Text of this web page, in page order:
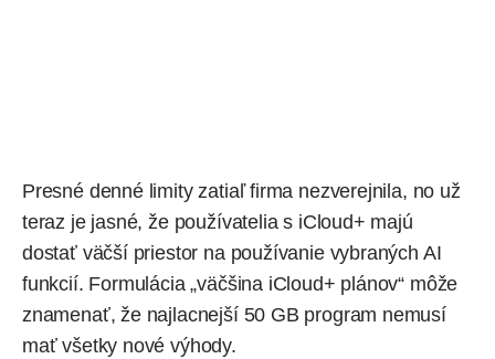
Presné denné limity zatiaľ firma nezverejnila, no už
teraz je jasné, že používatelia s iCloud+ majú
dostať väčší priestor na používanie vybraných AI
funkcií. Formulácia „väčšina iCloud+ plánov“ môže
znamenať, že najlacnejší 50 GB program nemusí
mať všetky nové výhody.